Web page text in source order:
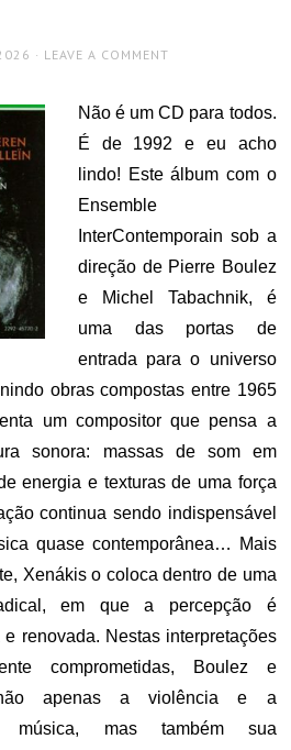
LEAVE A COMMENT
Não é um CD para todos.
É de 1992 e eu acho
lindo! Este álbum com o
Ensemble
InterContemporain sob a
direção de Pierre Boulez
e Michel Tabachnik, é
uma das portas de
entrada para o universo
obras compostas entre 1965
um compositor que pensa a
sonora: massas de som em
energia e texturas de uma força
continua sendo indispensável
quase contemporânea… Mais
Xenákis o coloca dentro de uma
em que a percepção é
renovada. Nestas interpretações
comprometidas, Boulez e
não apenas a violência e a
música, mas também sua